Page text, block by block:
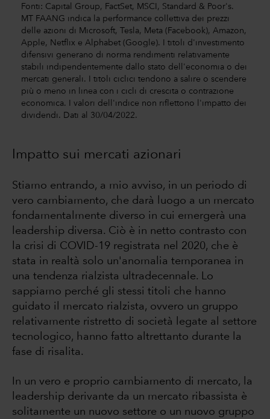
Fonti: Capital Group, FactSet, MSCI, Standard & Poor's.
MT FAANG indica la performance collettiva dei prezzi
delle azioni di Microsoft, Tesla, Meta (Facebook), Amazon,
Apple, Netflix e Alphabet (Google). I titoli d'investimento
difensivi generano di norma rendimenti relativamente
stabili indipendentemente dallo stato dell'economia o dei
mercati generali. I titoli ciclici tendono a salire o scendere
più o meno in linea con i cicli di crescita o contrazione
economica. I valori dell'indice non riflettono l'impatto dei
dividendi. Dati al 30/04/2022.
Impatto sui mercati azionari
Stiamo entrando, a mio avviso, in un periodo di
vero cambiamento, che darà luogo a un mercato
fondamentalmente diverso in cui emergerà una
leadership diversa. Ciò è in netto contrasto con
la crisi di COVID-19 registrata nel 2020, che è
stata in realtà solo un'anomalia temporanea in
una tendenza rialzista ultradecennale. Lo
sappiamo perché gli stessi titoli che hanno
guidato il mercato rialzista, ovvero un gruppo
relativamente ristretto di società legate al settore
tecnologico, hanno fatto altrettanto durante la
fase di risalita.
In un vero e proprio cambiamento di mercato, la
leadership derivante da un mercato ribassista è
solitamente un nuovo settore o un nuovo gruppo